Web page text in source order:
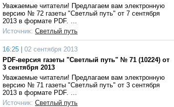
Уважаемые читатели! Предлагаем вам электронную
версию № 72 газеты "Светлый путь" от 7 сентября
2013 в формате PDF. …
Источник: Светлый путь
16:25 |
02 сентября 2013
PDF-версия газеты "Светлый путь" № 71 (10224) от
3 сентября 2013
Уважаемые читатели! Предлагаем вам электронную
версию № 71 газеты "Светлый путь" от 3 сентября
2013 в формате PDF. …
Источник: Светлый путь